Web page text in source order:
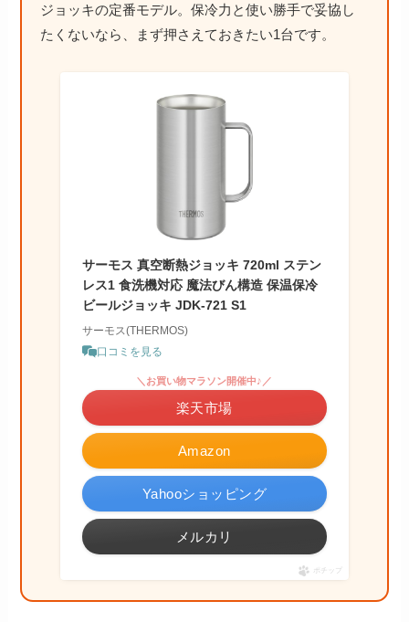
ジョッキの定番モデル。保冷力と使い勝手で妥協し
たくないなら、まず押さえておきたい1台です。
サーモス 真空断熱ジョッキ 720ml ステン
レス1 食洗機対応 魔法びん構造 保温保冷
ビールジョッキ JDK-721 S1
サーモス(THERMOS)
口コミを見る
Amazon
＼お買い物マラソン開催中♪／
楽天市場
Yahooショッピング
メルカリ
ポチップ